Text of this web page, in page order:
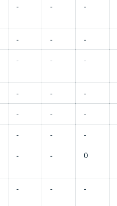
- - -
- - -
- - -
- - -
- - -
- - -
- - 0
- - -